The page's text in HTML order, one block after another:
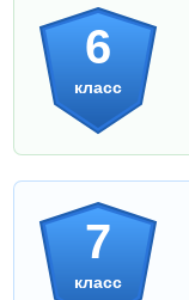
6
класс
7
класс